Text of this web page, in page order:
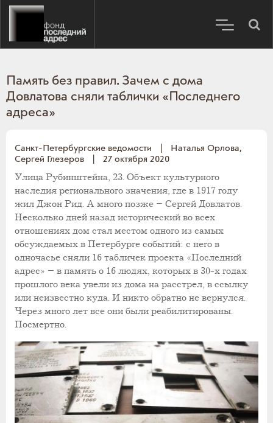
Память без правил. Зачем с дома
Довлатова сняли таблички «Последнего
адреса»
Санкт-Петербургские ведомости
Наталья Орлова,
Сергей Глезеров
27 октября 2020
Улица Рубинштейна, 23. Объект культурного
наследия регионального значения, где в 1917 году
жил Джон Рид. А много позже – Сергей Довлатов.
Несколько дней назад исторический во всех
отношениях дом стал местом одного из самых
обсуждаемых в Петербурге событий: с него в
одночасье сняли 16 табличек проекта «Последний
адрес» – в память о 16 людях, которых в 30-х годах
прошлого века увели из дома на расстрел, в ссылку
или неизвестно куда. И никто обратно не вернулся.
Через много лет все они были реабилитированы.
Посмертно.